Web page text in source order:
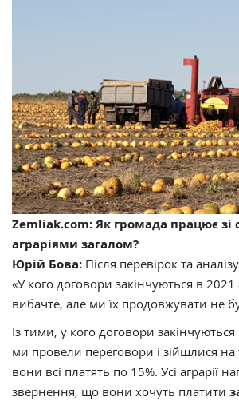
Zemliak.com: Як громада працює зі
аграріями загалом?
Юрій Бова: Після перевірок та
«У кого договори закінчуються в
вибачте, але ми їх продовжувати не
Із тими, у кого договори закінчуються
ми провели переговори і зійшлися
вони всі платять по 15%. Усі аграрії
звернення, що вони хочуть платити